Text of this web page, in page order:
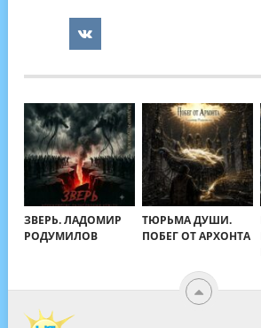
ЗВЕРЬ. ЛАДОМИР
РОДУМИЛОВ
ТЮРЬМА ДУШИ.
ПОБЕГ ОТ АРХОНТА